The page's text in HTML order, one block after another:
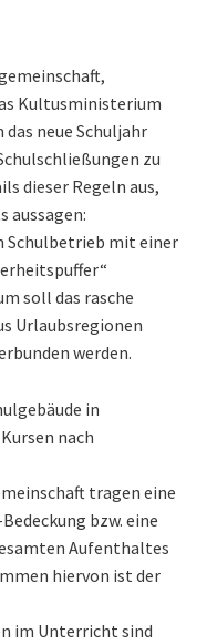
unser Team!
Kultusministerium
neue Schuljahr
zu
dieser Regeln aus,
aussagen:
Schulbetrieb mit einer
soll das rasche
Urlaubsregionen
werden.
in
nach
tragen eine
bzw. eine
Aufenthaltes
hiervon ist der
im Unterricht sind